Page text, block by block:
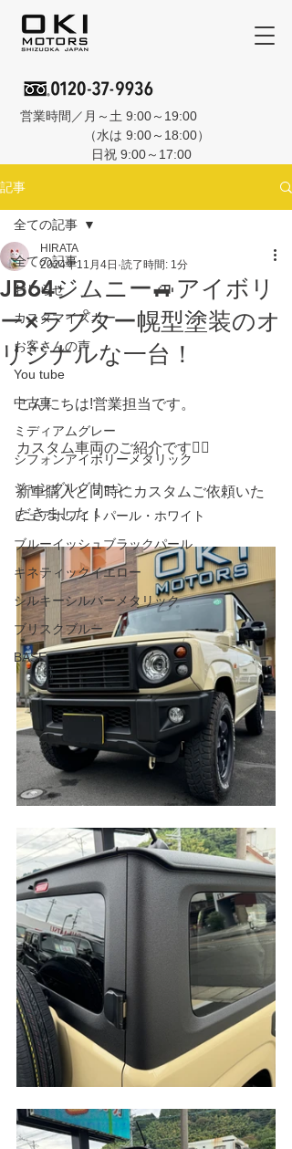
営業時間／月～土 9:00～19:00
（水は 9:00～18:00）
日祝 9:00～17:00
記事
全ての記事
おしらせ
カスタマイズカー
お客さんの声
You tube
中古車
ミディアムグレー
シフォンアイボリーメタリック
ジャングルグリーン
ピュアホワイトパール・ホワイト
ブルーイッシュブラックパール
キネティックイエロー
シルキーシルバーメタリック
ブリスクブルー
BASE
全ての記事
JB64ジムニー🚙アイボリ
ー×ラプター幌型塗装のオ
リジナルな一台！
HIRATA
2024年11月4日 読了時間: 1分
こんにちは!営業担当です。
カスタム車両のご紹介です💁‍♀️
新車購入と同時にカスタムご依頼いた
だきました！